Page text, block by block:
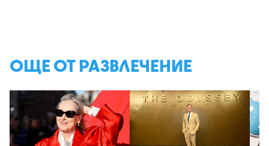
ОЩЕ ОТ РАЗВЛЕЧЕНИЕ